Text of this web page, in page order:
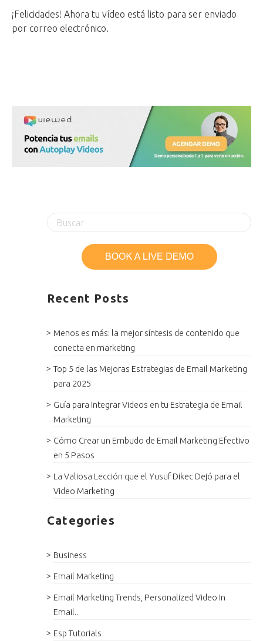
¡Felicidades! Ahora tu vídeo está listo para ser enviado
por correo electrónico.
Recent Posts
Menos es más: la mejor síntesis de contenido que
conecta en marketing
Top 5 de las Mejoras Estrategias de Email Marketing
para 2025
Guía para Integrar Videos en tu Estrategia de Email
Marketing
Cómo Crear un Embudo de Email Marketing Efectivo
en 5 Pasos
La Valiosa Lección que el Yusuf Dikec Dejó para el
Video Marketing
Categories
Business
Email Marketing
Email Marketing Trends, Personalized Video In
Email..
Esp Tutorials